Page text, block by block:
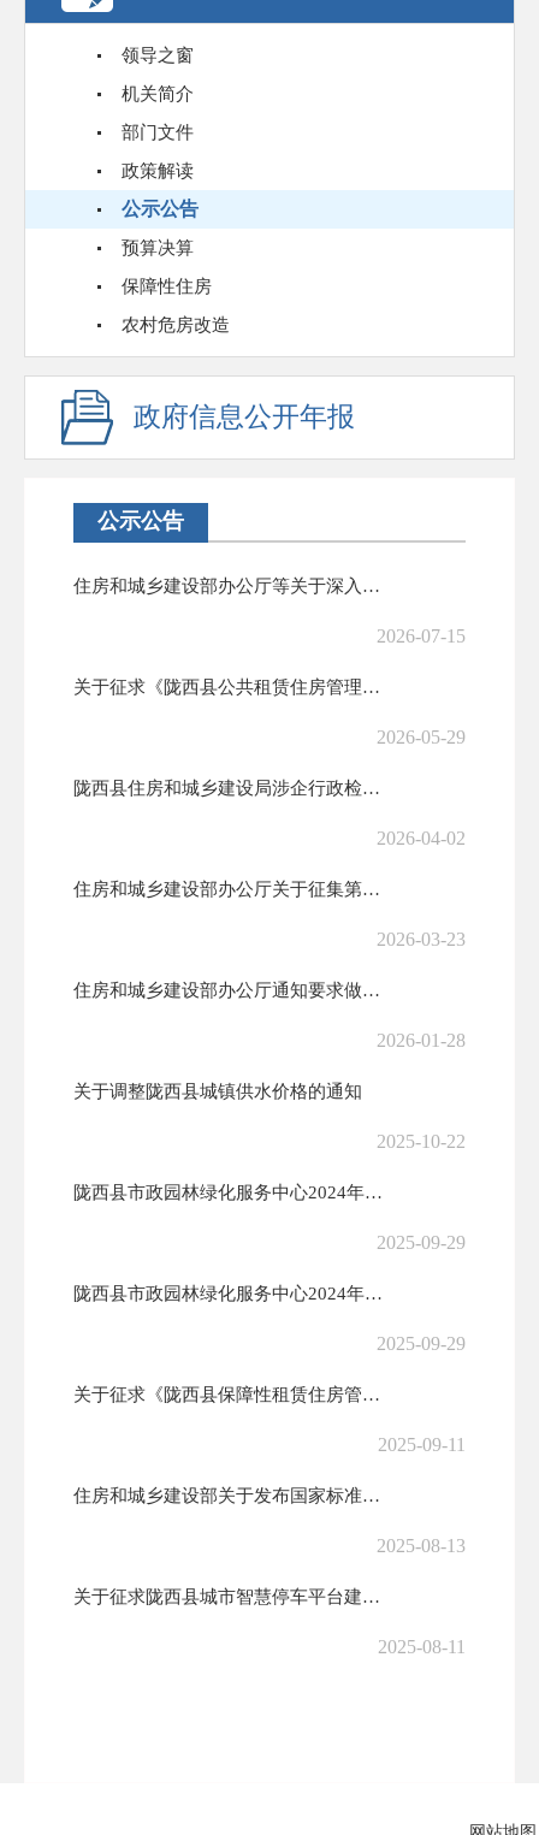
领导之窗
机关简介
部门文件
政策解读
公示公告
预算决算
保障性住房
农村危房改造
政府信息公开年报
公示公告
住房和城乡建设部办公厅等关于深入推进建设项目联合验收“一件事”的实施...
2026-07-15
关于征求《陇西县公共租赁住房管理办法（征求意见稿）》意见建议的公告
2026-05-29
陇西县住房和城乡建设局涉企行政检查事项清单
2026-04-02
住房和城乡建设部办公厅关于征集第二批住房城乡建设领域北斗系统典型应用...
2026-03-23
住房和城乡建设部办公厅通知要求做好住房城乡建设领域信用信息归集工作
2026-01-28
关于调整陇西县城镇供水价格的通知
2025-10-22
陇西县市政园林绿化服务中心2024年度单位整体支出绩效评价报告
2025-09-29
陇西县市政园林绿化服务中心2024年陇西县城区排水防涝设施建设工程项...
2025-09-29
关于征求《陇西县保障性租赁住房管理办法（征求意见稿）》意见建议的公告
2025-09-11
住房和城乡建设部关于发布国家标准《城镇燃气设施运行、维护和抢修安全技...
2025-08-13
关于征求陇西县城市智慧停车平台建设项目（公共停车位及路侧泊位经营权转...
2025-08-11